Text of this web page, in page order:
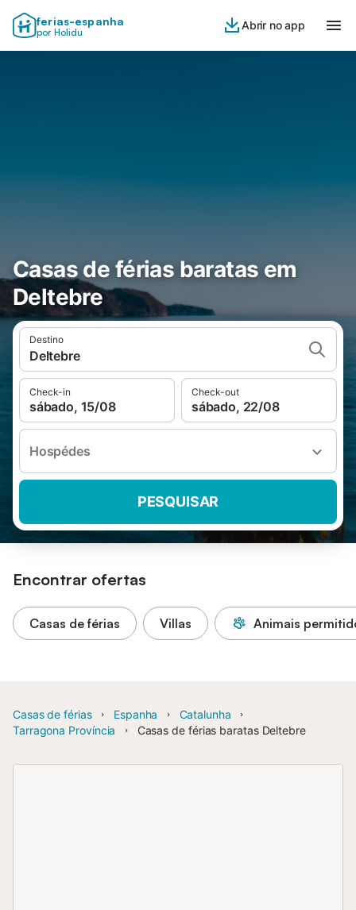
ferias-espanha
por Holidu
Abrir no app
Casas de férias baratas em
Deltebre
Destino
Deltebre
Check-in
sábado, 15/08
Check-out
sábado, 22/08
Hospédes
PESQUISAR
Encontrar ofertas
Casas de férias Villas Animais
Casas de férias Espanha
Catalunha
Tarragona Província
Casas de férias baratas Deltebre